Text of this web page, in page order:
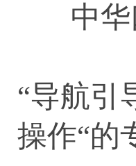
中
“导航引
操作“的